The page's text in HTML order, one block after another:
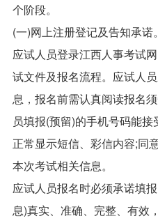
个阶段。
(一)网上注册登记及告知承诺。
应试人员登录江西人事考试
试文件及报名流程。应试人
息，报名前需认真阅读报名
员填报(预留)的手机号码能
正常显示短信、彩信内容;同
本次考试相关信息。
应试人员报名时必须承诺填
息)真实、准确、完整、有效